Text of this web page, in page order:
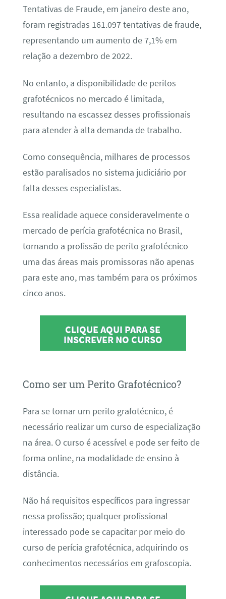
Tentativas de Fraude, em janeiro deste ano,
foram registradas 161.097 tentativas de fraude,
representando um aumento de 7,1% em
relação a dezembro de 2022.
No entanto, a disponibilidade de peritos
grafotécnicos no mercado é limitada,
resultando na escassez desses profissionais
para atender à alta demanda de trabalho.
Como consequência, milhares de processos
estão paralisados no sistema judiciário por
falta desses especialistas.
Essa realidade aquece consideravelmente o
mercado de perícia grafotécnica no Brasil,
tornando a profissão de perito grafotécnico
uma das áreas mais promissoras não apenas
para este ano, mas também para os próximos
cinco anos.
CLIQUE AQUI PARA SE
INSCREVER NO CURSO
Como ser um Perito Grafotécnico?
Para se tornar um perito grafotécnico, é
necessário realizar um curso de especialização
na área. O curso é acessível e pode ser feito de
forma online, na modalidade de ensino à
distância.
Não há requisitos específicos para ingressar
nessa profissão; qualquer profissional
interessado pode se capacitar por meio do
curso de perícia grafotécnica, adquirindo os
conhecimentos necessários em grafoscopia.